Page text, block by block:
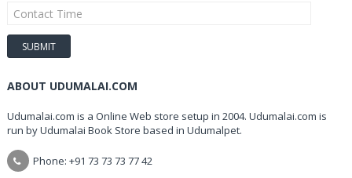
ABOUT UDUMALAI.COM
Udumalai.com is a Online Web store setup in 2004. Udumalai.com is
run by Udumalai Book Store based in Udumalpet.
Phone: +91 73 73 73 77 42